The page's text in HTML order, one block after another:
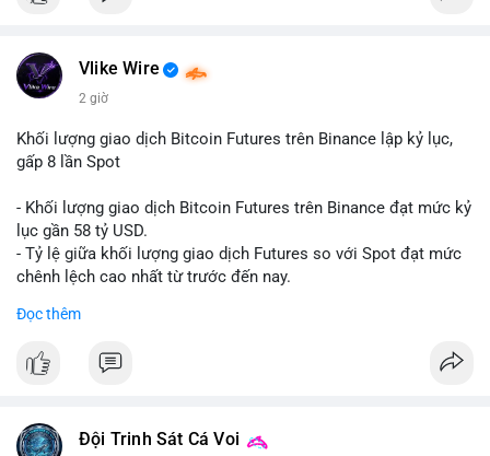
Vlike Wire
2 giờ
Khối lượng giao dịch Bitcoin Futures trên Binance lập kỷ lục,
gấp 8 lần Spot
- Khối lượng giao dịch Bitcoin Futures trên Binance đạt mức kỷ
lục gần 58 tỷ USD.
- Tỷ lệ giữa khối lượng giao dịch Futures so với Spot đạt mức
chênh lệch cao nhất từ trước đến nay.
dịch Spot.
#binance #btc
Đọc thêm
Đội Trinh Sát Cá Voi